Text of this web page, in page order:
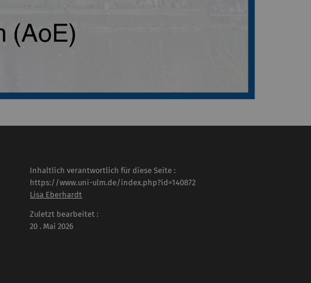
Inhaltlich verantwortlich für diese Seite :
https://www.uni-ulm.de/index.php?id=140872
Lisa Eberhardt
Zuletzt bearbeitet :
20 . Mai 2026